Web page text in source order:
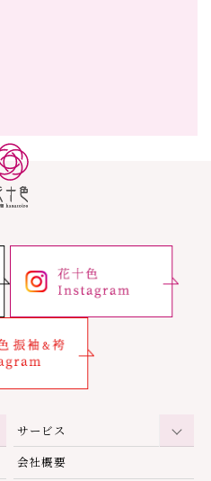
サービス
会社概要